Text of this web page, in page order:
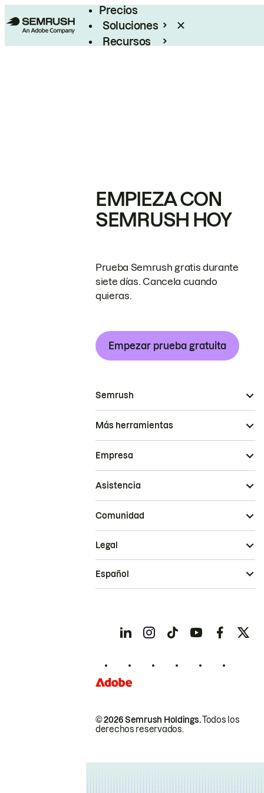
Precios
Soluciones
Recursos
EMPIEZA CON
SEMRUSH HOY
Prueba Semrush gratis durante
siete días. Cancela cuando
quieras.
Empezar prueba gratuita
Semrush
Más herramientas
Empresa
Asistencia
Comunidad
© 2026 Semrush Holdings.Todos los
derechos reservados.
Legal
Español